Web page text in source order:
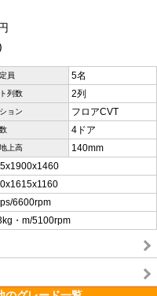
員 5名
列数 2列
ョン フロアCVT
4ドア
上高 140mm
6600rpm
・m/5100rpm